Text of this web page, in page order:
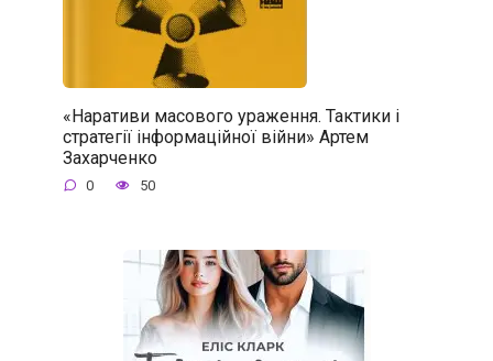
«Наративи масового ураження. Тактики і
стратегії інформаційної війни» Артем
Захарченко
0 50